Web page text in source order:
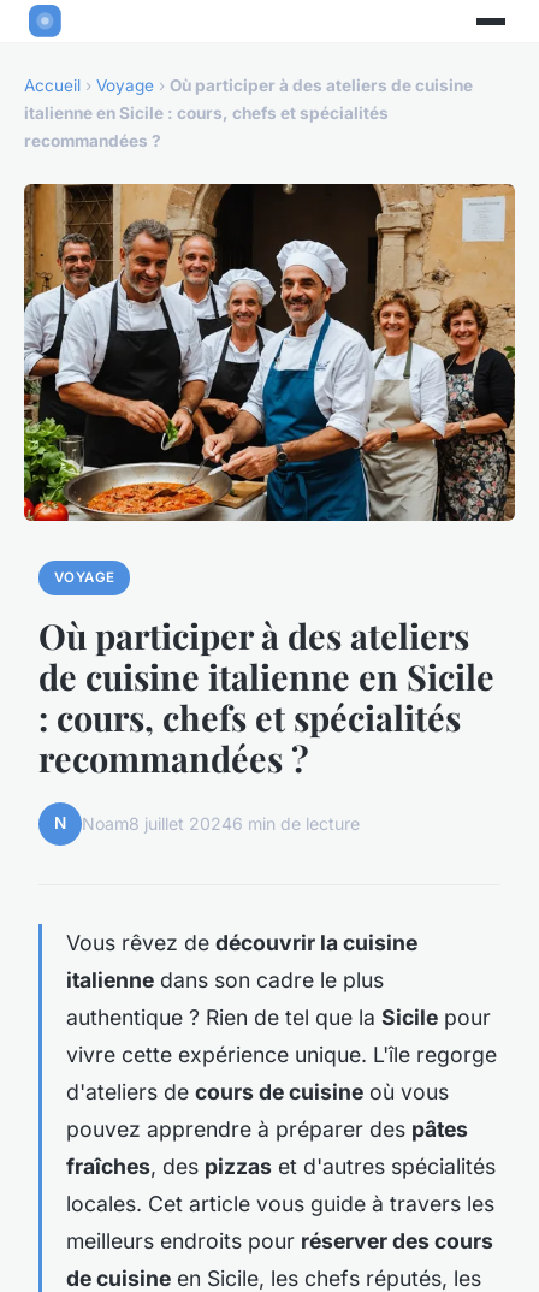
Accueil › Voyage › Où participer à des ateliers de cuisine
italienne en Sicile : cours, chefs et spécialités
recommandées ?
VOYAGE
Où participer à des ateliers
de cuisine italienne en Sicile
: cours, chefs et spécialités
recommandées ?
N Noam8 juillet 20246 min de lecture
Vous rêvez de découvrir la cuisine
italienne dans son cadre le plus
authentique ? Rien de tel que la Sicile pour
vivre cette expérience unique. L'île regorge
d'ateliers de cours de cuisine où vous
pouvez apprendre à préparer des pâtes
fraîches, des pizzas et d'autres spécialités
locales. Cet article vous guide à travers les
meilleurs endroits pour réserver des cours
de cuisine en Sicile, les chefs réputés, les